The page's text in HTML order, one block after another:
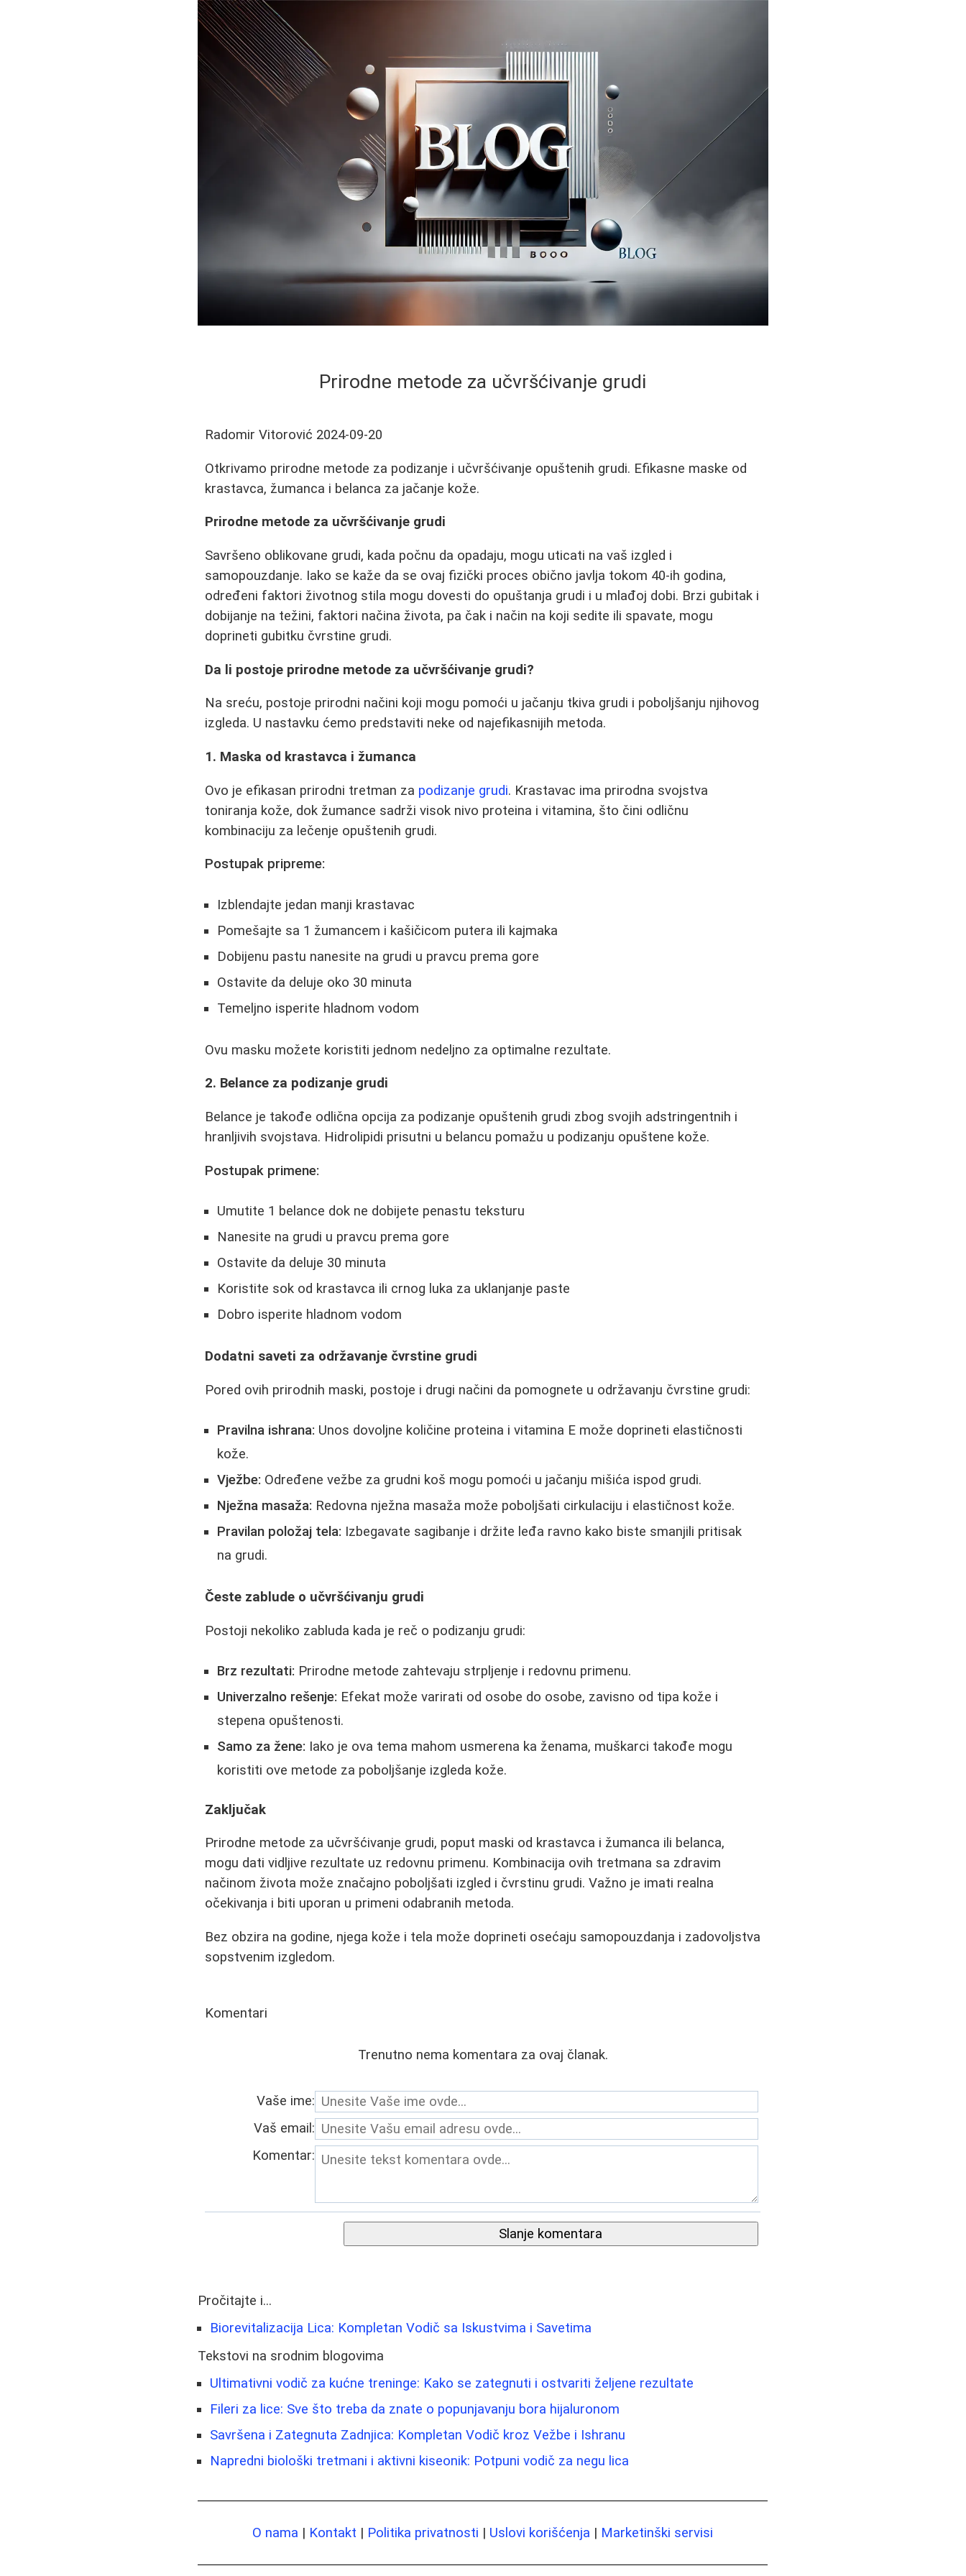
Prirodne metode za učvršćivanje grudi
Radomir Vitorović 2024-09-20
Otkrivamo prirodne metode za podizanje i učvršćivanje opuštenih grudi. Efikasne maske od
krastavca, žumanca i belanca za jačanje kože.
Prirodne metode za učvršćivanje grudi
Savršeno oblikovane grudi, kada počnu da opadaju, mogu uticati na vaš izgled i
samopouzdanje. Iako se kaže da se ovaj fizički proces obično javlja tokom 40-ih godina,
određeni faktori životnog stila mogu dovesti do opuštanja grudi i u mlađoj dobi. Brzi gubitak i
dobijanje na težini, faktori načina života, pa čak i način na koji sedite ili spavate, mogu
doprineti gubitku čvrstine grudi.
Da li postoje prirodne metode za učvršćivanje grudi?
Na sreću, postoje prirodni načini koji mogu pomoći u jačanju tkiva grudi i poboljšanju njihovog
izgleda. U nastavku ćemo predstaviti neke od najefikasnijih metoda.
1. Maska od krastavca i žumanca
Ovo je efikasan prirodni tretman za podizanje grudi. Krastavac ima prirodna svojstva
toniranja kože, dok žumance sadrži visok nivo proteina i vitamina, što čini odličnu
kombinaciju za lečenje opuštenih grudi.
Postupak pripreme:
Izblendajte jedan manji krastavac
Pomešajte sa 1 žumancem i kašičicom putera ili kajmaka
Dobijenu pastu nanesite na grudi u pravcu prema gore
Ostavite da deluje oko 30 minuta
Temeljno isperite hladnom vodom
Ovu masku možete koristiti jednom nedeljno za optimalne rezultate.
2. Belance za podizanje grudi
Belance je takođe odlična opcija za podizanje opuštenih grudi zbog svojih adstringentnih i
hranljivih svojstava. Hidrolipidi prisutni u belancu pomažu u podizanju opuštene kože.
Postupak primene:
Umutite 1 belance dok ne dobijete penastu teksturu
Nanesite na grudi u pravcu prema gore
Ostavite da deluje 30 minuta
Koristite sok od krastavca ili crnog luka za uklanjanje paste
Dobro isperite hladnom vodom
Dodatni saveti za održavanje čvrstine grudi
Pored ovih prirodnih maski, postoje i drugi načini da pomognete u održavanju čvrstine grudi:
Pravilna ishrana: Unos dovoljne količine proteina i vitamina E može doprineti elastičnosti
kože.
Vježbe: Određene vežbe za grudni koš mogu pomoći u jačanju mišića ispod grudi.
Nježna masaža: Redovna nježna masaža može poboljšati cirkulaciju i elastičnost kože.
Pravilan položaj tela: Izbegavate sagibanje i držite leđa ravno kako biste smanjili pritisak
na grudi.
Česte zablude o učvršćivanju grudi
Postoji nekoliko zabluda kada je reč o podizanju grudi:
Brz rezultati: Prirodne metode zahtevaju strpljenje i redovnu primenu.
Univerzalno rešenje: Efekat može varirati od osobe do osobe, zavisno od tipa kože i
stepena opuštenosti.
Samo za žene: Iako je ova tema mahom usmerena ka ženama, muškarci takođe mogu
koristiti ove metode za poboljšanje izgleda kože.
Zaključak
Prirodne metode za učvršćivanje grudi, poput maski od krastavca i žumanca ili belanca,
mogu dati vidljive rezultate uz redovnu primenu. Kombinacija ovih tretmana sa zdravim
načinom života može značajno poboljšati izgled i čvrstinu grudi. Važno je imati realna
očekivanja i biti uporan u primeni odabranih metoda.
Bez obzira na godine, njega kože i tela može doprineti osećaju samopouzdanja i zadovoljstva
sopstvenim izgledom.
Komentari
Trenutno nema komentara za ovaj članak.
Vaše ime:
Vaš email:
Komentar:
Slanje komentara
Pročitajte i...
Biorevitalizacija Lica: Kompletan Vodič sa Iskustvima i Savetima
Tekstovi na srodnim blogovima
Ultimativni vodič za kućne treninge: Kako se zategnuti i ostvariti željene rezultate
Fileri za lice: Sve što treba da znate o popunjavanju bora hijaluronom
Savršena i Zategnuta Zadnjica: Kompletan Vodič kroz Vežbe i Ishranu
Napredni biološki tretmani i aktivni kiseonik: Potpuni vodič za negu lica
O nama | Kontakt | Politika privatnosti | Uslovi korišćenja | Marketinški servisi